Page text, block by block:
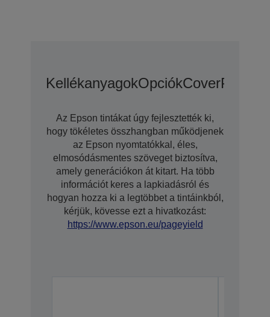
KellékanyagokOpciókCoverPlus
Az Epson tintákat úgy fejlesztették ki,
hogy tökéletes összhangban működjenek
az Epson nyomtatókkal, éles,
elmosódásmentes szöveget biztosítva,
amely generációkon át kitart. Ha több
információt keres a lapkiadásról és
hogyan hozza ki a legtöbbet a tintáinkból,
kérjük, kövesse ezt a hivatkozást:
https://www.epson.eu/pageyield